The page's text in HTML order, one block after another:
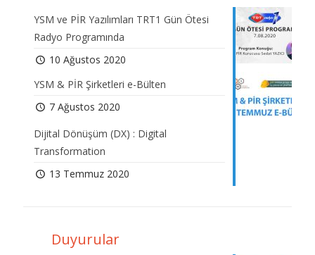
YSM ve PİR Yazılımları TRT1 Gün Ötesi
Radyo Programında
10 Ağustos 2020
YSM & PİR Şirketleri e-Bülten
7 Ağustos 2020
Dijital Dönüşüm (DX) : Digital
Transformation
13 Temmuz 2020
Duyurular